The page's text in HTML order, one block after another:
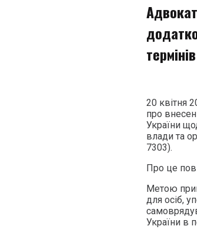
20 квітня
про
України
влади та
7303).
Про це
Метою
для осіб,
України в